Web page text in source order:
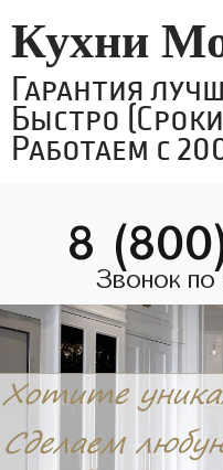
Кухни
Гарантия
Быстро
Работаем с
8
Звонок по